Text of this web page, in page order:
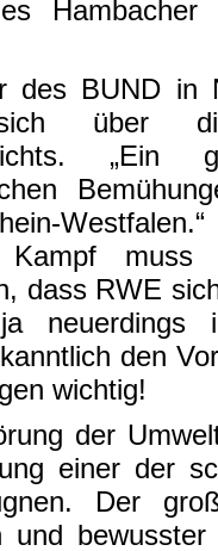
des BUND in
über
muss
dass RWE
den
wichtig!
der
einer der
Der
und